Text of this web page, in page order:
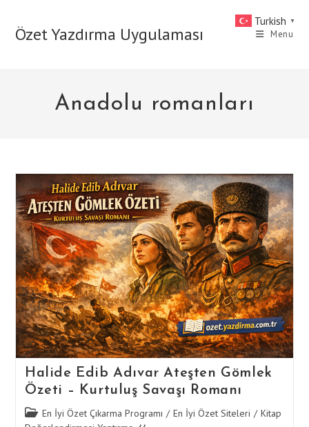
contentÖzet Yazdırma Uygulaması Menu
Anadolu romanları
Halide Edib Adıvar Ateşten Gömlek
Özeti – Kurtuluş Savaşı Romanı
Post En İyi Özet Çıkarma Programı / En İyi Özet Siteleri / Kitap
Turkish ▼